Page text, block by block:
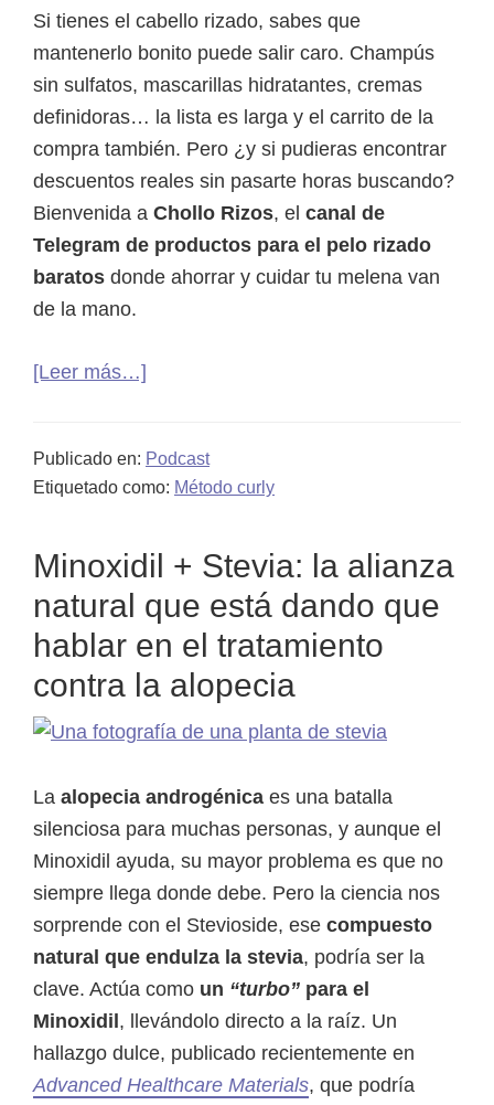
Si tienes el cabello rizado, sabes que
mantenerlo bonito puede salir caro. Champús
sin sulfatos, mascarillas hidratantes, cremas
definidoras… la lista es larga y el carrito de la
compra también. Pero ¿y si pudieras encontrar
descuentos reales sin pasarte horas buscando?
Bienvenida a Chollo Rizos, el canal de
Telegram de productos para el pelo rizado
baratos donde ahorrar y cuidar tu melena van
de la mano.
[Leer más…]
CHOLLO
RIZOS:
con
los
mejores
descuentos
curly
en
Publicado en: Podcast
Etiquetado como: Método curly
Minoxidil + Stevia: la alianza
natural que está dando que
hablar en el tratamiento
contra la alopecia
La alopecia androgénica es una batalla
silenciosa para muchas personas, y aunque el
Minoxidil ayuda, su mayor problema es que no
siempre llega donde debe. Pero la ciencia nos
sorprende con el Stevioside, ese compuesto
natural que endulza la stevia, podría ser la
clave. Actúa como un “turbo” para el
Minoxidil , llevándolo directo a la raíz. Un
hallazgo dulce, publicado recientemente en
Advanced Healthcare Materials, que podría